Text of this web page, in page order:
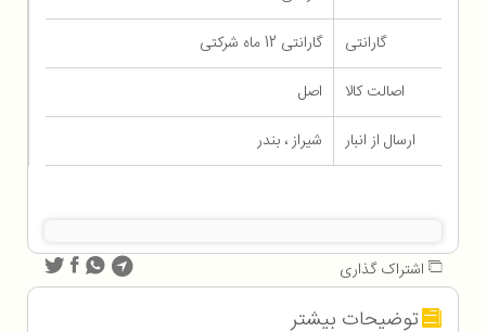
گارانتی
گارانتی 12 ماه شرکتی
اصالت کالا
اصل
ارسال از انبار
شیراز ، بندر
اشتراک گذاری
توضیحات بیشتر